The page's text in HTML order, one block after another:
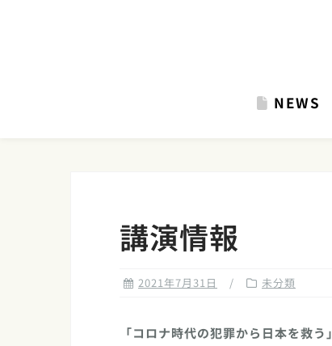
NEWS
講演情報
2021年7月31日 未分類
「コロナ時代の犯罪から日本を救う」